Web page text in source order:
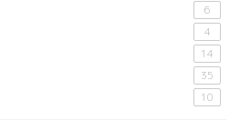
6
4
14
35
10